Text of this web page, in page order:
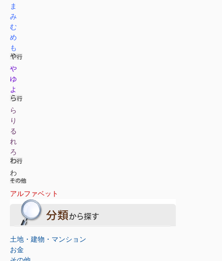
ま
み
む
め
も
や
ゆ
よ
ら
り
る
れ
ろ
わ
アルファベット
土地・建物・マンション
お金